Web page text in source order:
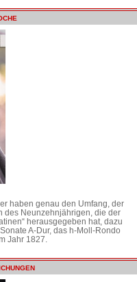
haben genau den Umfang, der
des Neunzehnjährigen, die der
herausgegeben hat, dazu
A-Dur, das h-Moll-Rondo
Jahr 1827.